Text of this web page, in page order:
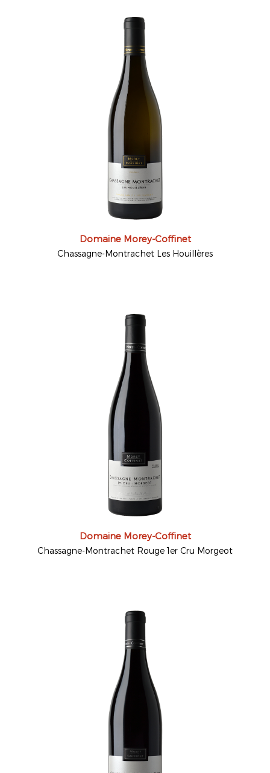
Domaine Morey-Coffinet
Chassagne-Montrachet Les Houillères
Domaine Morey-Coffinet
Chassagne-Montrachet Rouge 1er Cru Morgeot